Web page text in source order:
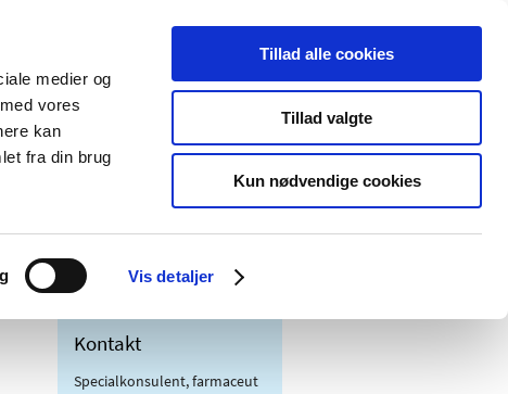
medier og
vores
kan
fra din brug
Vis detaljer
Tillad alle cookies
Tillad valgte
Kun nødvendige cookies
Udgivelser
Medicinsk
Særlige
produktområder
Kontakt
Specialkonsulent, farmaceut